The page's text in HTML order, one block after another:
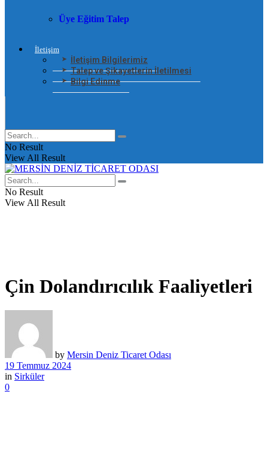
Üye Eğitim Talep
İletişim
İletişim Bilgilerimiz
Talep ve Şikayetlerin İletilmesi
Bilgi Edinme
No Result
View All Result
No Result
View All Result
Çin Dolandırıcılık Faaliyetleri
by Mersin Deniz Ticaret Odası
19 Temmuz 2024
in Sirküler
0